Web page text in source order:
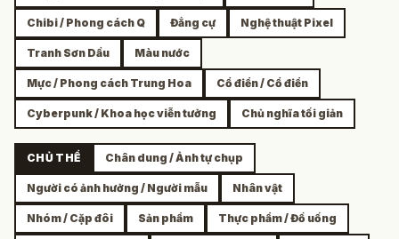
Chibi / Phong cách Q Đẳng cự Nghệ thuật Pixel
Tranh Sơn Dầu Màu nước
Mực / Phong cách Trung Hoa Cổ điển / Cổ điển
Cyberpunk / Khoa học viễn tưởng Chủ nghĩa tối giản
CHỦ THỂ Chân dung / Ảnh tự chụp
Người có ảnh hưởng / Người mẫu Nhân vật
Nhóm / Cặp đôi Sản phẩm Thực phẩm / Đồ uống